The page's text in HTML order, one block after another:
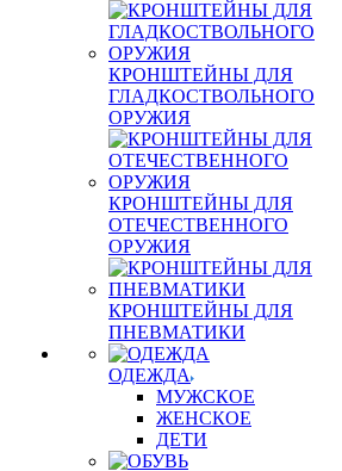
КРОНШТЕЙНЫ ДЛЯ
ГЛАДКОСТВОЛЬНОГО
ОРУЖИЯ
КРОНШТЕЙНЫ ДЛЯ
ОТЕЧЕСТВЕННОГО
ОРУЖИЯ
КРОНШТЕЙНЫ ДЛЯ
ПНЕВМАТИКИ
ОДЕЖДА
МУЖСКОЕ
ЖЕНСКОЕ
ДЕТИ